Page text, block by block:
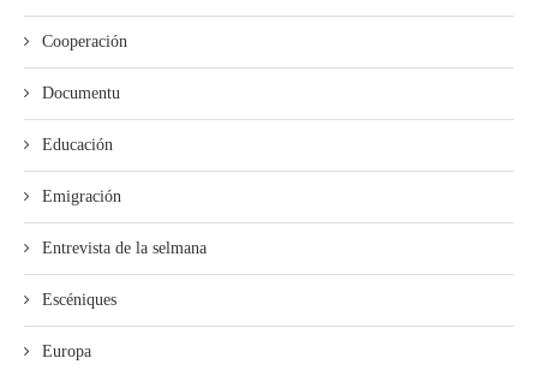
Cooperación
Documentu
Educación
Emigración
Entrevista de la selmana
Escéniques
Europa